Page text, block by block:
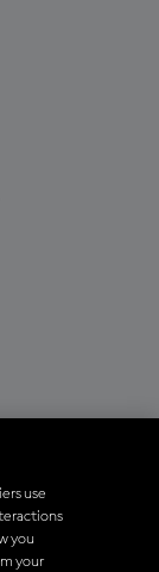
use
you
your